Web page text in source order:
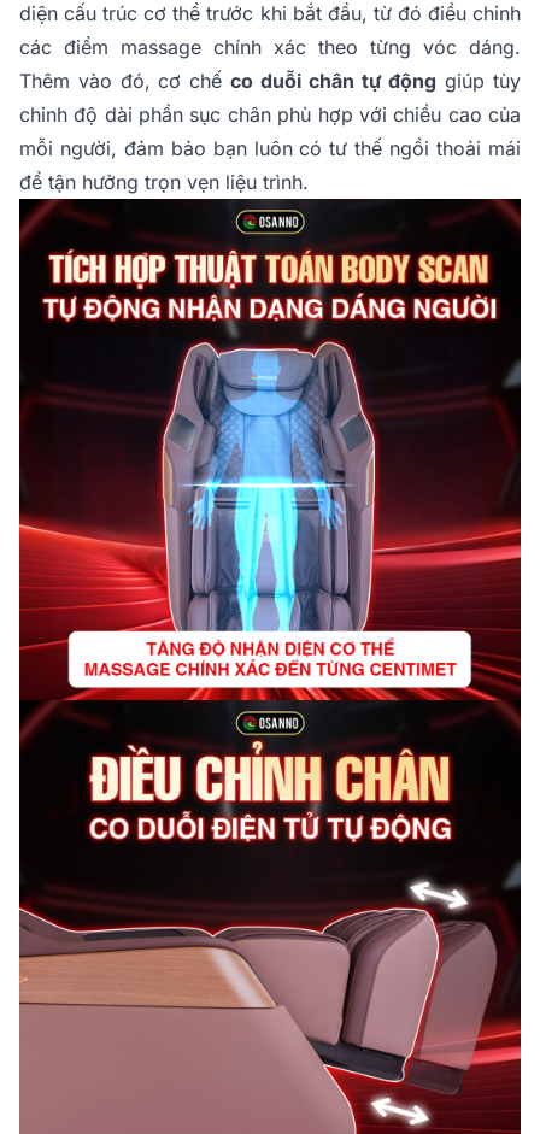
diện cấu trúc cơ thể trước khi bắt đầu, từ đó điều chỉnh
các điểm massage chính xác theo từng vóc dáng.
Thêm vào đó, cơ chếco duỗi chân tự động giúp tùy
chỉnh độ dài phần sục chân phù hợp với chiều cao của
mỗi người, đảm bảo bạn luôn có tư thế ngồi thoải mái
để tận hưởng trọn vẹn liệu trình.